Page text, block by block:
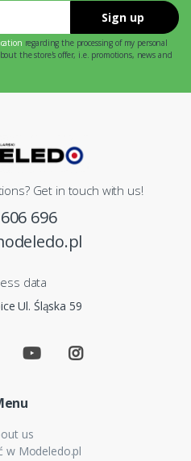
Sign up
regarding the processing of my personal
the store's offer, i.e. promotions, news and
Get in touch with us!
696
data
Ul. Śląska 59
us
w Modeledo.pl